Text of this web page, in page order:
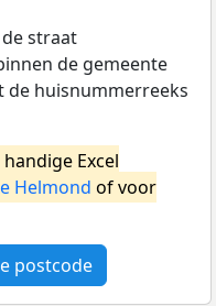
straat
de gemeente
de huisnummerreeks
Excel
Helmond of voor
postcode